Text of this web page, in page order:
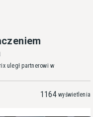
uległ partnerowi w
1164 wyświetlenia